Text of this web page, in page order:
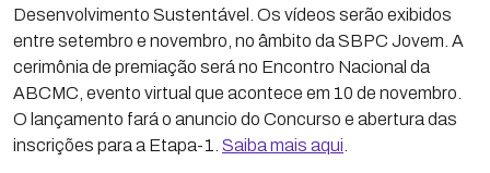
Desenvolvimento Sustentável. Os vídeos serão exibidos
entre setembro e novembro, no âmbito da SBPC Jovem. A
cerimônia de premiação será no Encontro Nacional da
ABCMC, evento virtual que acontece em 10 de novembro.
O lançamento fará o anuncio do Concurso e abertura das
inscrições para a Etapa-1. Saiba mais aqui